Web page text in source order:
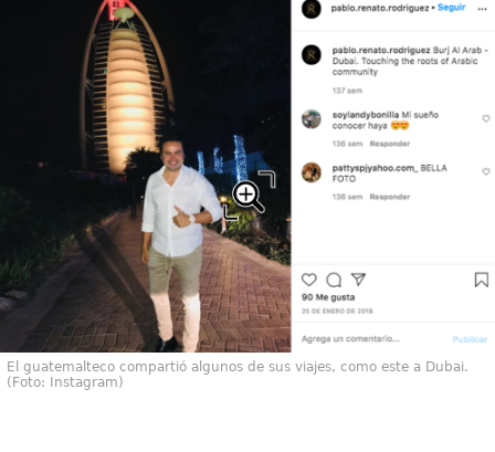
El guatemalteco compartió algunos de sus viajes, como este a Dubai.
(Foto: Instagram)